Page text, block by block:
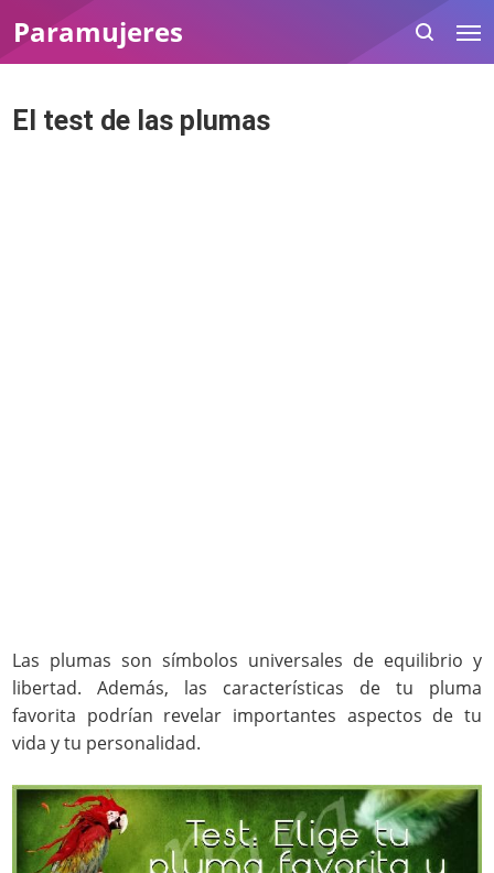
Paramujeres
El test de las plumas
Las plumas son símbolos universales de equilibrio y
libertad. Además, las características de tu pluma
favorita podrían revelar importantes aspectos de tu
vida y tu personalidad.